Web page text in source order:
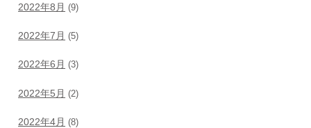
2022年8月 (9)
2022年7月 (5)
2022年6月 (3)
2022年5月 (2)
2022年4月 (8)